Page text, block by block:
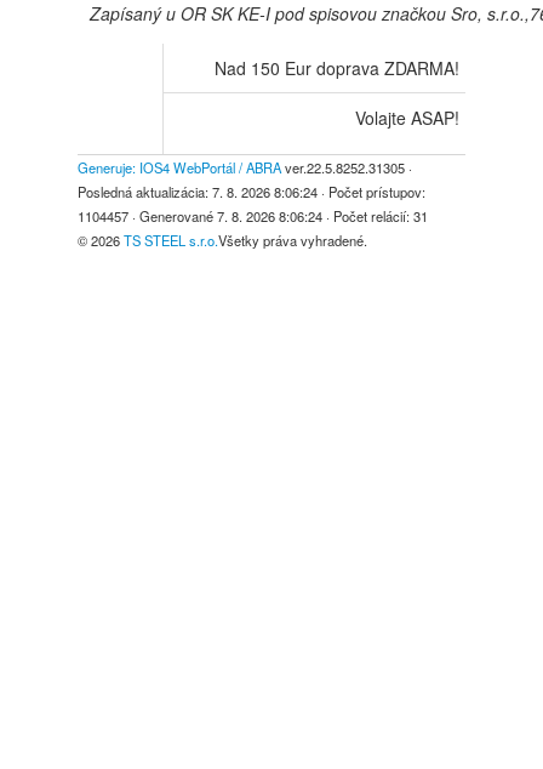
Zapísaný u OR SK KE-I pod spisovou značkou Sro,
Nad 150 Eur doprava ZDARMA!
Volajte ASAP!
Generuje: IOS4 WebPortál / ABRAver.22.5.8252.31305 ·
Posledná aktualizácia:7. 8. 2026 8:06:24 · Počet prístupov:
1104457 · Generované7. 8. 2026 8:06:24 · Počet relácií:31
© 2026TS STEEL s.r.o.Všetky práva vyhradené.